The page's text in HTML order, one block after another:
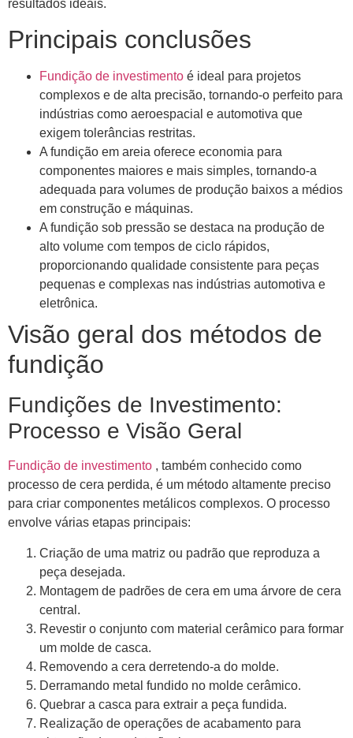
resultados ideais.
Principais conclusões
Fundição de investimento é ideal para projetos
complexos e de alta precisão, tornando-o perfeito para
indústrias como aeroespacial e automotiva que
exigem tolerâncias restritas.
A fundição em areia oferece economia para
componentes maiores e mais simples, tornando-a
adequada para volumes de produção baixos a médios
em construção e máquinas.
A fundição sob pressão se destaca na produção de
alto volume com tempos de ciclo rápidos,
proporcionando qualidade consistente para peças
pequenas e complexas nas indústrias automotiva e
eletrônica.
Visão geral dos métodos de
fundição
Fundições de Investimento:
Processo e Visão Geral
Fundição de investimento , também conhecido como
processo de cera perdida, é um método altamente preciso
para criar componentes metálicos complexos. O processo
envolve várias etapas principais:
Criação de uma matriz ou padrão que reproduza a
peça desejada.
Montagem de padrões de cera em uma árvore de cera
central.
Revestir o conjunto com material cerâmico para formar
um molde de casca.
Removendo a cera derretendo-a do molde.
Derramando metal fundido no molde cerâmico.
Quebrar a casca para extrair a peça fundida.
Realização de operações de acabamento para